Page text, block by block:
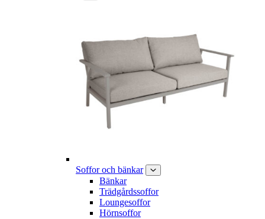
Soffor och bänkar
Bänkar
Trädgårdssoffor
Loungesoffor
Hörnsoffor